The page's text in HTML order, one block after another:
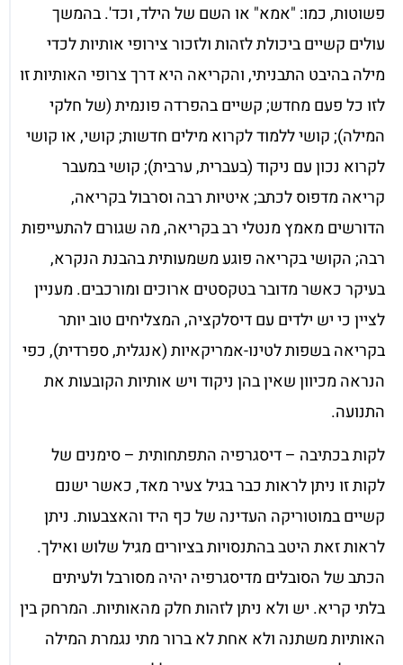
פשוטות, כמו: "אמא" או השם של הילד, וכד'. בהמשך
עולים קשיים ביכולת לזהות ולזכור צירופי אותיות לכדי
מילה בהיבט התבניתי, והקריאה היא דרך צרופי האותיות זו
לזו כל פעם מחדש; קשיים בהפרדה פונמית (של חלקי
המילה); קושי ללמוד לקרוא מילים חדשות; קושי, או קושי
לקרוא נכון עם ניקוד (בעברית, ערבית); קושי במעבר
קריאה מדפוס לכתב; איטיות רבה וסרבול בקריאה,
הדורשים מאמץ מנטלי רב בקריאה, מה שגורם להתעייפות
רבה; הקושי בקריאה פוגע משמעותית בהבנת הנקרא,
בעיקר כאשר מדובר בטקסטים ארוכים ומורכבים. מעניין
לציין כי יש ילדים עם דיסלקציה, המצליחים טוב יותר
בקריאה בשפות לטינו-אמריקאיות (אנגלית, ספרדית), כפי
הנראה מכיוון שאין בהן ניקוד ויש אותיות הקובעות את
התנועה.
לקות בכתיבה – דיסגרפיה התפתחותית – סימנים של
לקות זו ניתן לראות כבר בגיל צעיר מאד, כאשר ישנם
קשיים במוטוריקה העדינה של כף היד והאצבעות. ניתן
לראות זאת היטב בהתנסויות בציורים מגיל שלוש ואילך.
הכתב של הסובלים מדיסגרפיה יהיה מסורבל ולעיתים
בלתי קריא. יש ולא ניתן לזהות חלק מהאותיות. המרחק בין
האותיות משתנה ולא אחת לא ברור מתי נגמרת המילה